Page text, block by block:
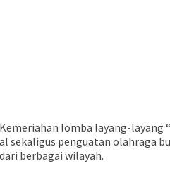
lomba layang-layang
penguatan olahraga
berbagai wilayah.